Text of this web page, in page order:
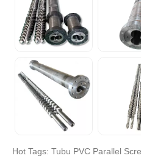
Hot Tags: Tubu PVC Parallel